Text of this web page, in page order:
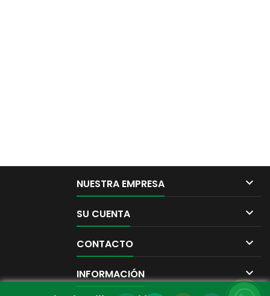
NUESTRA EMPRESA 
SU CUENTA 
CONTACTO 
INFORMACIÓN 